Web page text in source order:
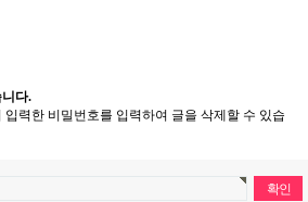
다.
력한 비밀번호를 입력하여 글을 삭제할 수 있습